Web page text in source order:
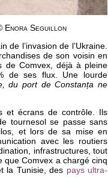
Enora Seguillon
l’invasion de l’Ukraine.
de son voisin en
de Comvex, déjà à pleine
de ses flux. Une lourde
du port de Constanța ne
et écrans de contrôle. Ils
tournesol se passe sans
et lors de sa mise en
avec les routiers
infrastructures, tout
que Comvex a chargé cinq
la Tunisie, des pays ultra-